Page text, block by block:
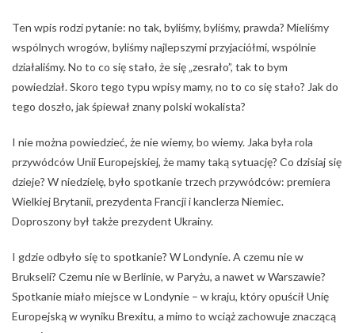
Ten wpis rodzi pytanie: no tak, byliśmy, byliśmy, prawda? Mieliśmy
wspólnych wrogów, byliśmy najlepszymi przyjaciółmi, wspólnie
działaliśmy. No to co się stało, że się „zesrało”, tak to bym
powiedział. Skoro tego typu wpisy mamy, no to co się stało? Jak do
tego doszło, jak śpiewał znany polski wokalista?
I nie można powiedzieć, że nie wiemy, bo wiemy. Jaka była rola
przywódców Unii Europejskiej, że mamy taką sytuację? Co dzisiaj się
dzieje? W niedzielę, było spotkanie trzech przywódców: premiera
Wielkiej Brytanii, prezydenta Francji i kanclerza Niemiec.
Doproszony był także prezydent Ukrainy.
I gdzie odbyło się to spotkanie? W Londynie. A czemu nie w
Brukseli? Czemu nie w Berlinie, w Paryżu, a nawet w Warszawie?
Spotkanie miało miejsce w Londynie – w kraju, który opuścił Unię
Europejską w wyniku Brexitu, a mimo to wciąż zachowuje znaczącą